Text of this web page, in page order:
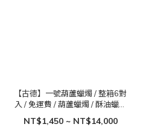
【古德】一號葫蘆蠟燭 / 整箱6對
入 / 免運費 / 葫蘆蠟燭 / 酥油蠟燭
/ 點光明 / 光明燈
NT$1,450 ~ NT$14,000